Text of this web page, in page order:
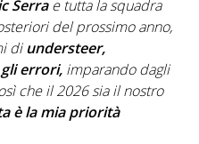
Serrae tutta la squadra
del prossimo anno,
diundersteer,
errori, imparando dagli
che il 2026 sia il nostro
è la mia priorità